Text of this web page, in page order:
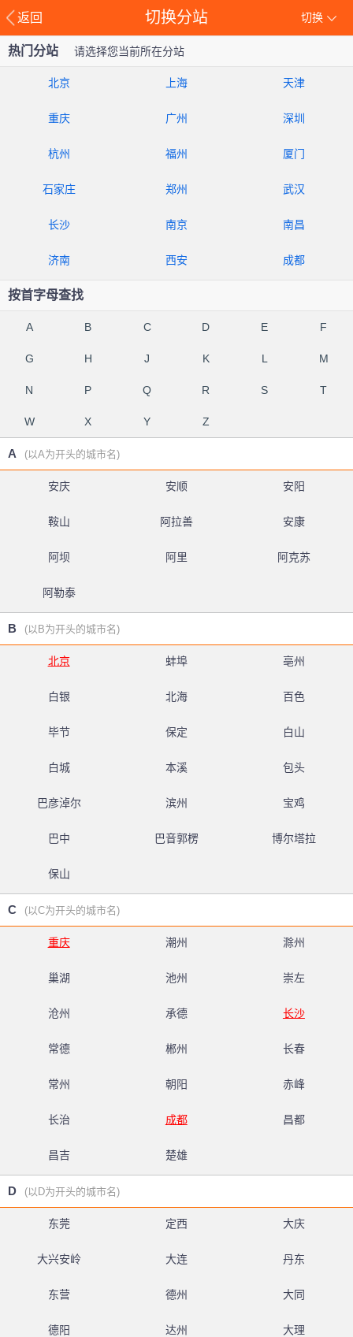
返回 切换
切换分站
热门分站 请选择您当前所在分站
北京 上海 天津
重庆 广州 深圳
杭州 福州 厦门
石家庄 郑州 武汉
长沙 南京 南昌
济南 西安 成都
按首字母查找
A B C D E F
G H J K L M
N P Q R S T
W X Y Z
A (以A为开头的城市名)
安庆 安顺 安阳
鞍山 阿拉善 安康
阿坝 阿里 阿克苏
阿勒泰
B (以B为开头的城市名)
北京 蚌埠 亳州
白银 北海 百色
毕节 保定 白山
白城 本溪 包头
巴彦淖尔 滨州 宝鸡
巴中 巴音郭楞 博尔塔拉
保山
C (以C为开头的城市名)
重庆 潮州 滁州
巢湖 池州 崇左
沧州 承德 长沙
常德 郴州 长春
常州 朝阳 赤峰
长治 成都 昌都
昌吉 楚雄
D (以D为开头的城市名)
东莞 定西 大庆
大兴安岭 大连 丹东
东营 德州 大同
德阳 达州 大理